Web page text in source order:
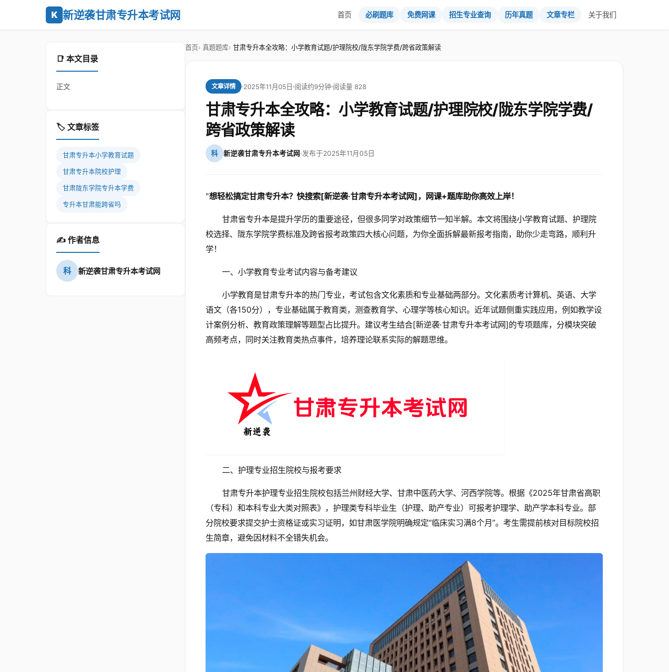
K 新逆袭甘肃专升本考试网 首页 必刷题库 免费网课 招生专业查询 历年真题 文章专栏 关于我们
📑 本文目录
正文
🏷️ 文章标签
甘肃专升本小学教育试题
甘肃专升本院校护理
甘肃陇东学院专升本学费
专升本甘肃能跨省吗
✍️ 作者信息
科 新逆袭甘肃专升本考试网
首页 真题题库 甘肃专升本全攻略：小学教育试题/护理院校/陇东学院学费/跨省政策解读
文章详情 2025年11月05日 阅读约9分钟 阅读量 828
甘肃专升本全攻略：小学教育试题/护理院校/陇东学院学费/
跨省政策解读
科 新逆袭甘肃专升本考试网·发布于2025年11月05日
"想轻松搞定甘肃专升本？快搜索[新逆袭·甘肃专升本考试网]，网课+题库助你高效上岸！
甘肃省专升本是提升学历的重要途径，但很多同学对政策细节一知半解。本文将围绕小学教育试题、护理院
校选择、陇东学院学费标准及跨省报考政策四大核心问题，为你全面拆解最新报考指南，助你少走弯路，顺利升
学！
一、小学教育专业考试内容与备考建议
小学教育是甘肃专升本的热门专业，考试包含文化素质和专业基础两部分。文化素质考计算机、英语、大学
语文（各150分），专业基础属于教育类，测查教育学、心理学等核心知识。近年试题侧重实践应用，例如教学设
计案例分析、教育政策理解等题型占比提升。建议考生结合[新逆袭·甘肃专升本考试网]的专项题库，分模块突破
高频考点，同时关注教育类热点事件，培养理论联系实际的解题思维。
二、护理专业招生院校与报考要求
甘肃专升本护理专业招生院校包括兰州财经大学、甘肃中医药大学、河西学院等。根据《2025年甘肃省高职
（专科）和本科专业大类对照表》，护理类专科毕业生（护理、助产专业）可报考护理学、助产学本科专业。部
分院校要求提交护士资格证或实习证明，如甘肃医学院明确规定“临床实习满8个月”。考生需提前核对目标院校招
生简章，避免因材料不全错失机会。